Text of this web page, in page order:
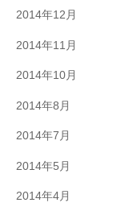
2014年12月
2014年11月
2014年10月
2014年8月
2014年7月
2014年5月
2014年4月